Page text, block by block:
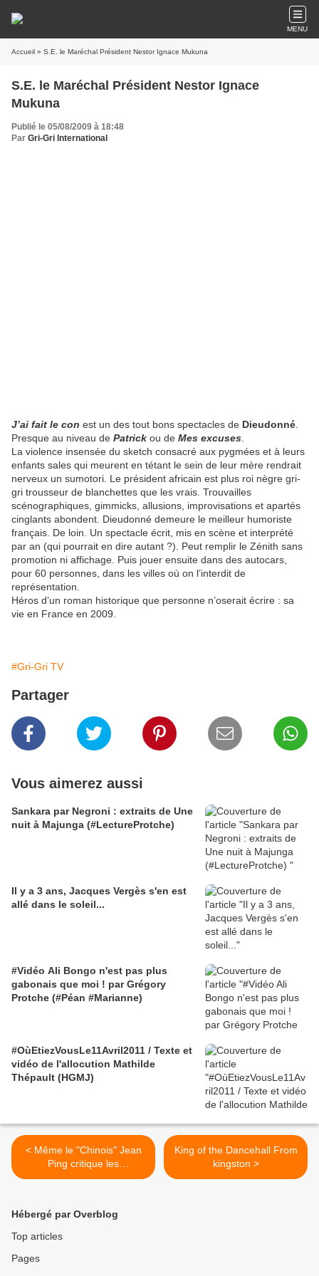
MENU
Accueil » S.E. le Maréchal Président Nestor Ignace Mukuna
S.E. le Maréchal Président Nestor Ignace
Mukuna
Publié le 05/08/2009 à 18:48
Par Gri-Gri International
J’ai fait le con est un des tout bons spectacles de Dieudonné
Presque au niveau de Patrick ou de Mes excuses
La violence insensée du sketch consacré aux pygmées et à leurs
enfants sales qui meurent en tétant le sein de leur mère rendrait
nerveux un sumotori. Le président africain est plus roi nègre gri-
gri trousseur de blanchettes que les vrais. Trouvailles
scénographiques, gimmicks, allusions, improvisations et apartés
cinglants abondent. Dieudonné demeure le meilleur humoriste
français. De loin. Un spectacle écrit, mis en scène et interprété
par an (qui pourrait en dire autant ?). Peut remplir le Zénith sans
promotion ni affichage. Puis jouer ensuite dans des autocars,
pour 60 personnes, dans les villes où on l’interdit de
représentation.
Héros d’un roman historique que personne n’oserait écrire : sa
vie en France en 2009.
#Gri-Gri TV
Partager
Vous aimerez aussi
Sankara par Negroni : extraits de Une
nuit à Majunga (#LectureProtche)
Il y a 3 ans, Jacques Vergès s'en est
allé dans le soleil...
#Vidéo Ali Bongo n'est pas plus
gabonais que moi ! par Grégory
Protche (#Péan #Marianne)
#OùEtiezVousLe11Avril2011 / Texte et
vidéo de l'allocution Mathilde
Thépault (HGMJ)
< Même le "Chinois" Jean
Ping critique les
privatisations...
King of the Dancehall From
kingston >
Hébergé par Overblog
Top articles
Pages